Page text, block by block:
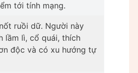
tới tính mạng.
ruồi dữ. Người này
lầm lì, cổ quái, thích
độc và có xu hướng tự